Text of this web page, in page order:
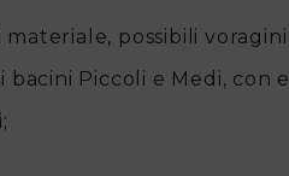
possibili
Piccoli e Medi, con